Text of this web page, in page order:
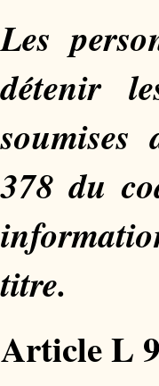
Les
détenir
378 du
titre.
Article L